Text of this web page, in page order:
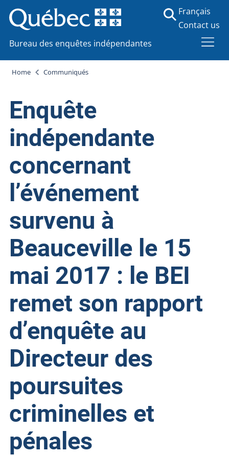
Bureau des enquêtes indépendantes
Français
Contact us
Home Communiqués
Enquête
indépendante
concernant
l’événement
survenu à
Beauceville le 15
mai 2017 : le BEI
remet son rapport
d’enquête au
Directeur des
poursuites
criminelles et
pénales